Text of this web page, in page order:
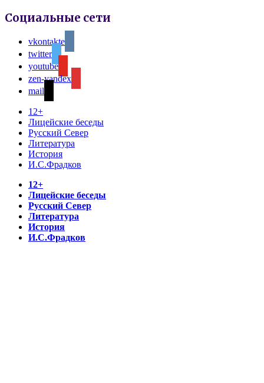
Социальные сети
vkontakte
twitter
youtube
zen-yandex
mail
12+
Лицейские беседы
Русский Север
Литература
История
И.С.Фрадков
12+
Лицейские беседы
Русский Север
Литература
История
И.С.Фрадков